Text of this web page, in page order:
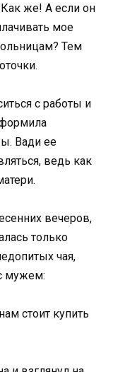
Как же! А если он
мое
Тем
с работы и
Вади ее
ведь как
вечеров,
только
чая,
мужем:
стоит купить